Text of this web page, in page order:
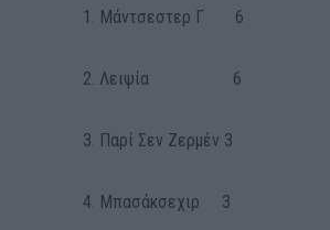
1. Μάντσεστερ Γ 6
2. Λειψία 6
3. Παρί Σεν Ζερμέν 3
4. Μπασάκσεχιρ 3